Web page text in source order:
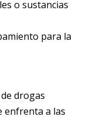
o sustancias
para la
drogas
enfrenta a las